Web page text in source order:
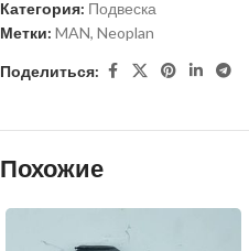
Категория: Подвеска
Метки: MAN, Neoplan
Поделиться:
Похожие